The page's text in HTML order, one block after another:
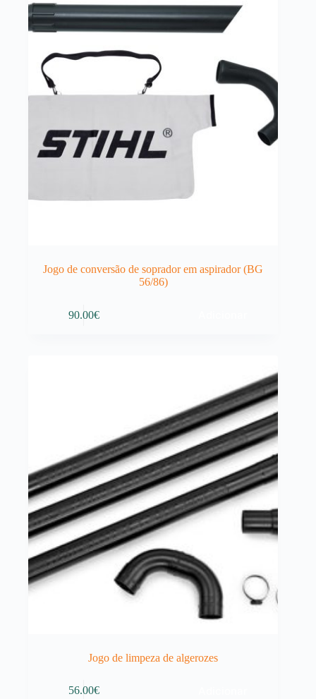
Jogo de conversão de soprador em aspirador (BG
56/86)
90.00€
Jogo de limpeza de algerozes
56.00€